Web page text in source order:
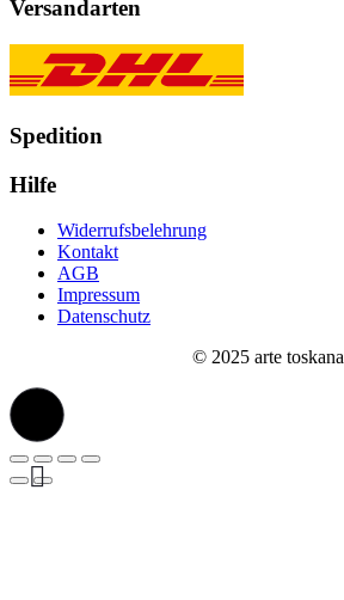
Versandarten
Spedition
Hilfe
Widerrufsbelehrung
Kontakt
AGB
Impressum
Datenschutz
© 2025 arte toskana